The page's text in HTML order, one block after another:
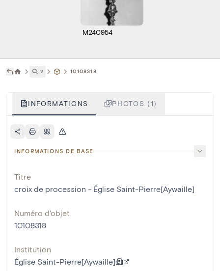
M240954
˅ 10108318
INFORMATIONS PHOTOS (1)
INFORMATIONS DE BASE
Titre
croix de procession - Église Saint-Pierre[Aywaille]
Numéro d'objet
10108318
Institution
Église Saint-Pierre[Aywaille]